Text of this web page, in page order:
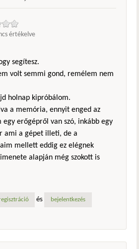
értékelve
segítesz.
volt semmi gond, remélem nem
holnap kipróbálom.
a memória, ennyit enged az
erőgépről van szó, inkább egy
ami a gépet illeti, de a
mellett eddig ez elégnek
alapján még szokott is
és bejelentkezés